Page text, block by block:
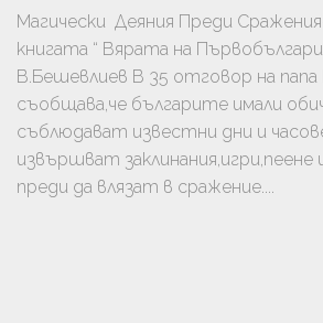
Магически Деяния Преди
книгата “ Вярата на
В.Бешевлиев В 35 отговор на
съобщава,че българите имали
съблюдават известни дни и
извършват заклинания,игри,пеене
преди да влязат в сражение....